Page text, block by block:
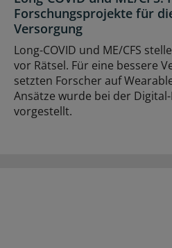
Forschungsprojekte für
Versorgung
Long-COVID und ME/CFS
vor Rätsel. Für eine bessere
setzten Forscher auf
Ansätze wurde bei der
vorgestellt.